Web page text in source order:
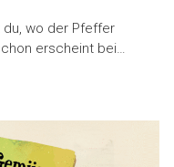
du, wo der Pfeffer
erscheint bei…